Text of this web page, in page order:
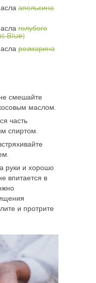
апельсина
голубого
Blue)
розмарина
смешайте
маслом.
часть
спиртом.
руки и хорошо
впитается в
и протрите